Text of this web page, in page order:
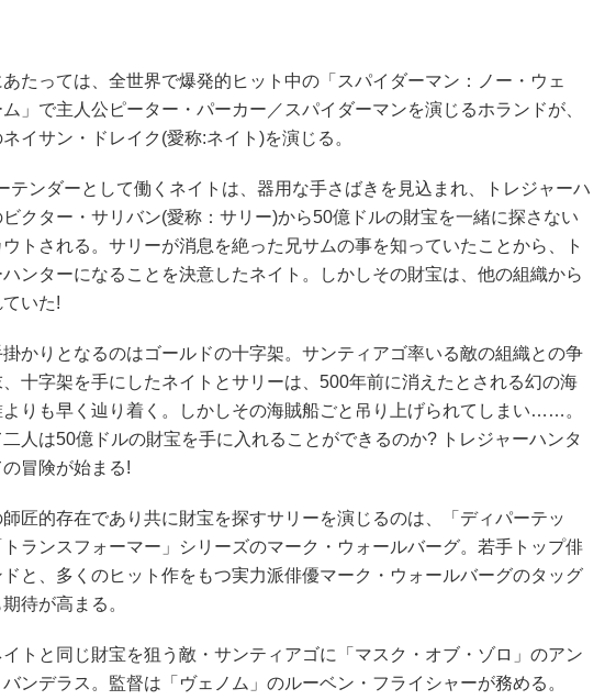
たっては、全世界で爆発的ヒット中の「スパイダーマン：ノー・ウェ
」で主人公ピーター・パーカー／スパイダーマンを演じるホランドが、
イサン・ドレイク(愛称:ネイト)を演じる。
テンダーとして働くネイトは、器用な手さばきを見込まれ、トレジャーハ
ビクター・サリバン(愛称：サリー)から50億ドルの財宝を一緒に探さない
トされる。サリーが消息を絶った兄サムの事を知っていたことから、ト
ハンターになることを決意したネイト。しかしその財宝は、他の組織から
いた!
かりとなるのはゴールドの十字架。サンティアゴ率いる敵の組織との争
十字架を手にしたネイトとサリーは、500年前に消えたとされる幻の海
よりも早く辿り着く。しかしその海賊船ごと吊り上げられてしまい……。
人は50億ドルの財宝を手に入れることができるのか? トレジャーハンタ
冒険が始まる!
匠的存在であり共に財宝を探すサリーを演じるのは、「ディパーテッ
トランスフォーマー」シリーズのマーク・ウォールバーグ。若手トップ俳
と、多くのヒット作をもつ実力派俳優マーク・ウォールバーグのタッグ
待が高まる。
イトと同じ財宝を狙う敵・サンティアゴに「マスク・オブ・ゾロ」のアン
バンデラス。監督は「ヴェノム」のルーベン・フライシャーが務める。